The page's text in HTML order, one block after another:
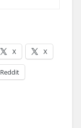
X X
Reddit